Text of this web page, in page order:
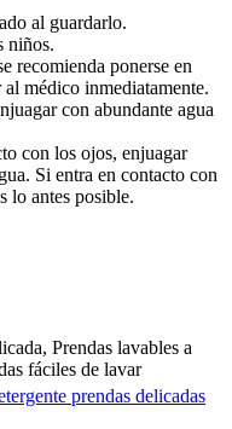
al guardarlo.
niños.
recomienda ponerse en
médico inmediatamente.
con abundante agua
con los ojos, enjuagar
Si entra en contacto con
lo antes posible.
Prendas lavables a
fáciles de lavar
prendas delicadas